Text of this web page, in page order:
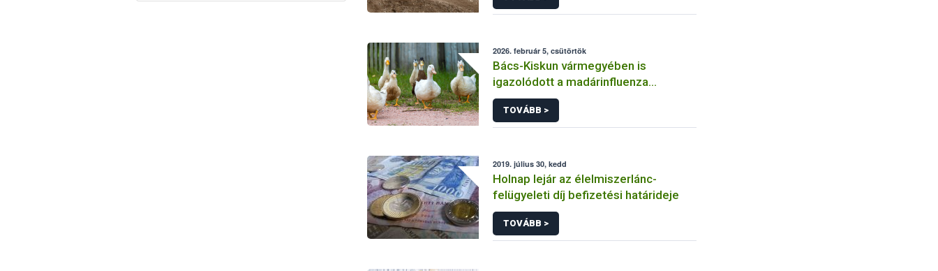
2026. február 5, csütörtök
Bács-Kiskun vármegyében is
igazolódott a madárinfluenza
jelenléte
TOVÁBB >
2019. július 30, kedd
Holnap lejár az élelmiszerlánc-
felügyeleti díj befizetési határideje
TOVÁBB >